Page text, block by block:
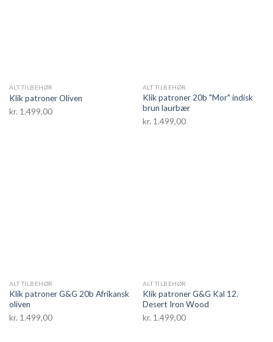
ALT TILBEHØR
Klik patroner Oliven
kr. 1.499,00
ALT TILBEHØR
Klik patroner 20b "Mor" indisk
brun laurbær
kr. 1.499,00
ALT TILBEHØR
Klik patroner G&G 20b Afrikansk
oliven
kr. 1.499,00
ALT TILBEHØR
Klik patroner G&G Kal 12.
Desert Iron Wood
kr. 1.499,00